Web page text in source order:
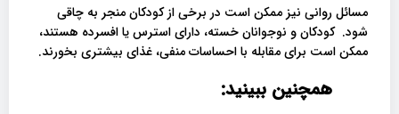
مسائل روانی نیز ممکن است در برخی از کودکان منجر به چاقی
شود. کودکان و نوجوانان خسته، دارای استرس یا افسرده هستند،
ممکن است برای مقابله با احساسات منفی، غذای بیشتری بخورند.
همچنین ببینید: